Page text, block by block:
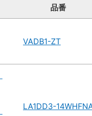
品番
VADB1-ZT
LA1DD3-